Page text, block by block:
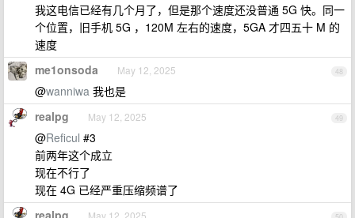
我这电信已经有几个月了，但是那个速度还没普通 5G 快。同一
个位置，旧手机 5G ，120M 左右的速度，5GA 才四五十 M 的
速度
48
me1onsoda May 12, 2025
@wanniwa 我也是
49
realpg May 12, 2025
@Reficul #3
前两年这个成立
现在不行了
现在 4G 已经严重压缩频谱了
realpg May 12, 2025